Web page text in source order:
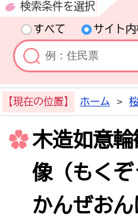
検索条件を選択
すべて
サイト
【現在の位置】 ホーム >
木造如意
像（もく
かんぜお